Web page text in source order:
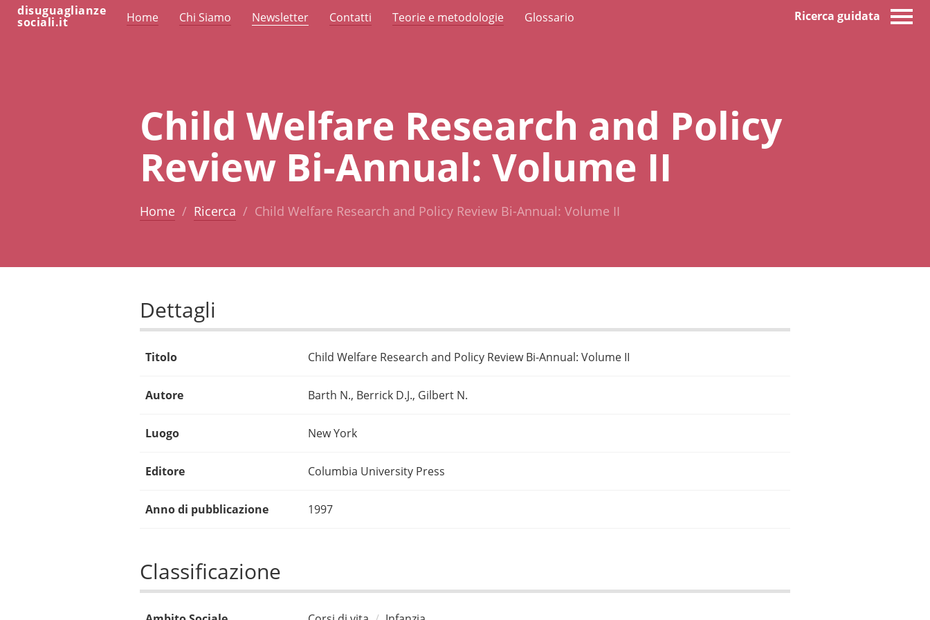
disuguaglianze
sociali.it Home Chi Siamo Newsletter Contatti Teorie e metodologie Glossario Ricerca guidata
Child Welfare Research and Policy
Review Bi-Annual: Volume II
Home Ricerca Child Welfare Research and Policy Review Bi-Annual: Volume II
Dettagli
Titolo Child Welfare Research and Policy Review Bi-Annual: Volume II
Autore Barth N., Berrick D.J., Gilbert N.
Luogo New York
Editore Columbia University Press
Anno di pubblicazione 1997
Classificazione